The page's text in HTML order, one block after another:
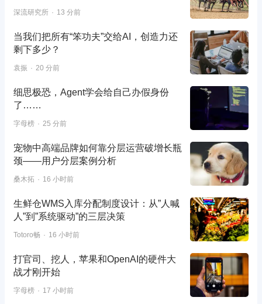
深流研究所 13 分前
当我们把所有“笨功夫”交给AI，创造力还
剩下多少？
袁振 20 分前
细思极恐，Agent学会给自己办假身份
了……
字母榜 25 分前
宠物中高端品牌如何靠分层运营破增长瓶
颈——用户分层案例分析
桑木拓 16 小时前
生鲜仓WMS入库分配制度设计：从”人喊
人”到”系统驱动”的三层决策
Totoro畅 16 小时前
打官司、挖人，苹果和OpenAI的硬件大
战才刚开始
字母榜 17 小时前